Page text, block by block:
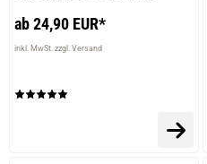
ab 24,90 EUR*
inkl. MwSt. zzgl. Versand